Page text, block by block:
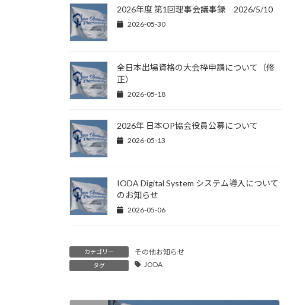
2026年度 第1回理事会議事録 2026/5/10
2026-05-30
全日本出場資格の大会枠申請について（修
正）
2026-05-18
2026年 日本OP協会役員公募について
2026-05-13
IODA Digital System システム導入について
のお知らせ
2026-05-06
カテゴリー その他お知らせ
タグ JODA